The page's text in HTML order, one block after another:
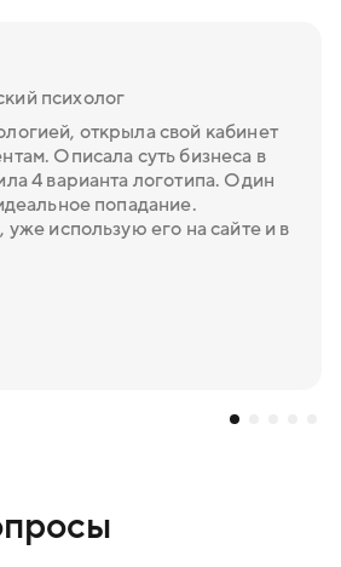
психолог
открыла свой кабинет
Описала суть бизнеса в
4 варианта логотипа. Один
попадание.
уже использую его на сайте и в